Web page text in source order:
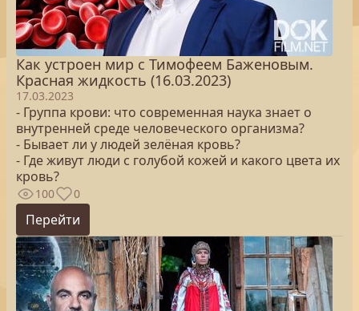
Как устроен мир с Тимофеем Баженовым.
Красная жидкость (16.03.2023)
17.03.2023
- Группа крови: что современная наука знает о
внутренней среде человеческого организма?
- Бывает ли у людей зелёная кровь?
- Где живут люди с голубой кожей и какого цвета их
кровь?
100 0
Перейти